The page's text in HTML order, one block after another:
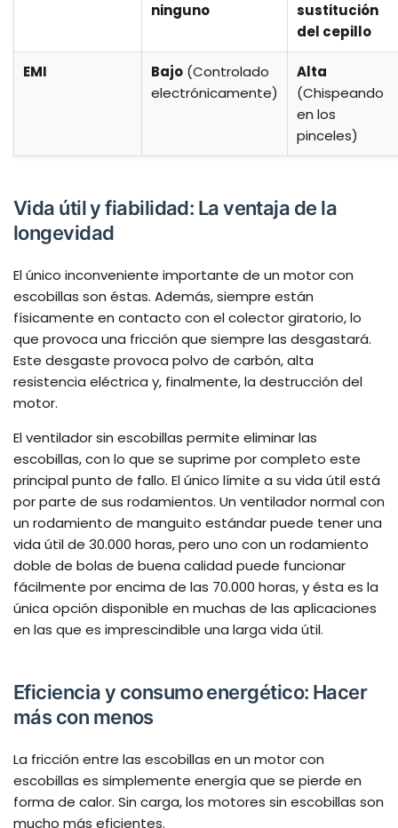
ninguno
sustitución
del cepillo
EMI Bajo (Controlado
electrónicamente)
Alta
(Chispeando
en los
pinceles)
Vida útil y fiabilidad: La ventaja de la
longevidad
El único inconveniente importante de un motor con
escobillas son éstas. Además, siempre están
físicamente en contacto con el colector giratorio, lo
que provoca una fricción que siempre las desgastará.
Este desgaste provoca polvo de carbón, alta
resistencia eléctrica y, finalmente, la destrucción del
motor.
El ventilador sin escobillas permite eliminar las
escobillas, con lo que se suprime por completo este
principal punto de fallo. El único límite a su vida útil está
por parte de sus rodamientos. Un ventilador normal con
un rodamiento de manguito estándar puede tener una
vida útil de 30.000 horas, pero uno con un rodamiento
doble de bolas de buena calidad puede funcionar
fácilmente por encima de las 70.000 horas, y ésta es la
única opción disponible en muchas de las aplicaciones
en las que es imprescindible una larga vida útil.
Eficiencia y consumo energético: Hacer
más con menos
La fricción entre las escobillas en un motor con
escobillas es simplemente energía que se pierde en
forma de calor. Sin carga, los motores sin escobillas son
mucho más eficientes.